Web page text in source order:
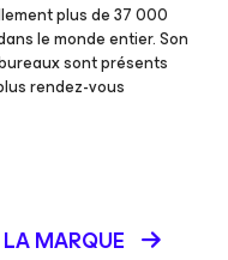
plus de 37 000
le monde entier. Son
sont présents
rendez-vous
MARQUE